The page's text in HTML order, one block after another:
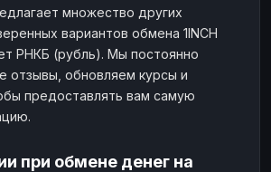
множество других
вариантов обмена 1INCH
РНКБ (рубль). Мы постоянно
отзывы, обновляем курсы и
предоставлять вам самую
при обмене денег на